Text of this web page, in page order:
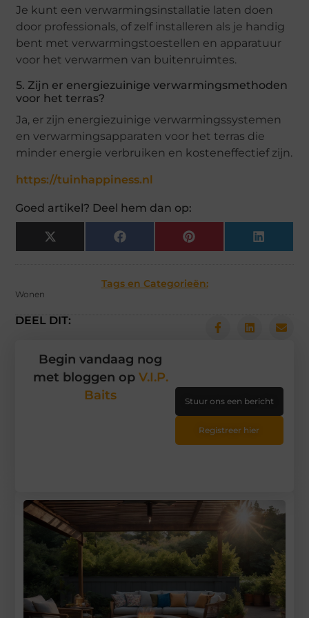
Je kunt een verwarmingsinstallatie laten doen
door professionals, of zelf installeren als je handig
bent met verwarmingstoestellen en apparatuur
voor het verwarmen van buitenruimtes.
5. Zijn er energiezuinige verwarmingsmethoden
voor het terras?
Ja, er zijn energiezuinige verwarmingssystemen
en verwarmingsapparaten voor het terras die
minder energie verbruiken en kosteneffectief zijn.
https://tuinhappiness.nl
Goed artikel? Deel hem dan op:
X
(Twitter)
Facebook Pinterest LinkedIn
Tags en Categorieën:
Wonen
DEEL DIT:
Begin vandaag nog
met bloggen op V.I.P.
Baits
Stuur ons een bericht
Registreer hier